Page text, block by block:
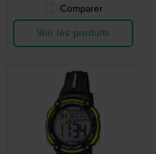
Comparer
Voir les produits